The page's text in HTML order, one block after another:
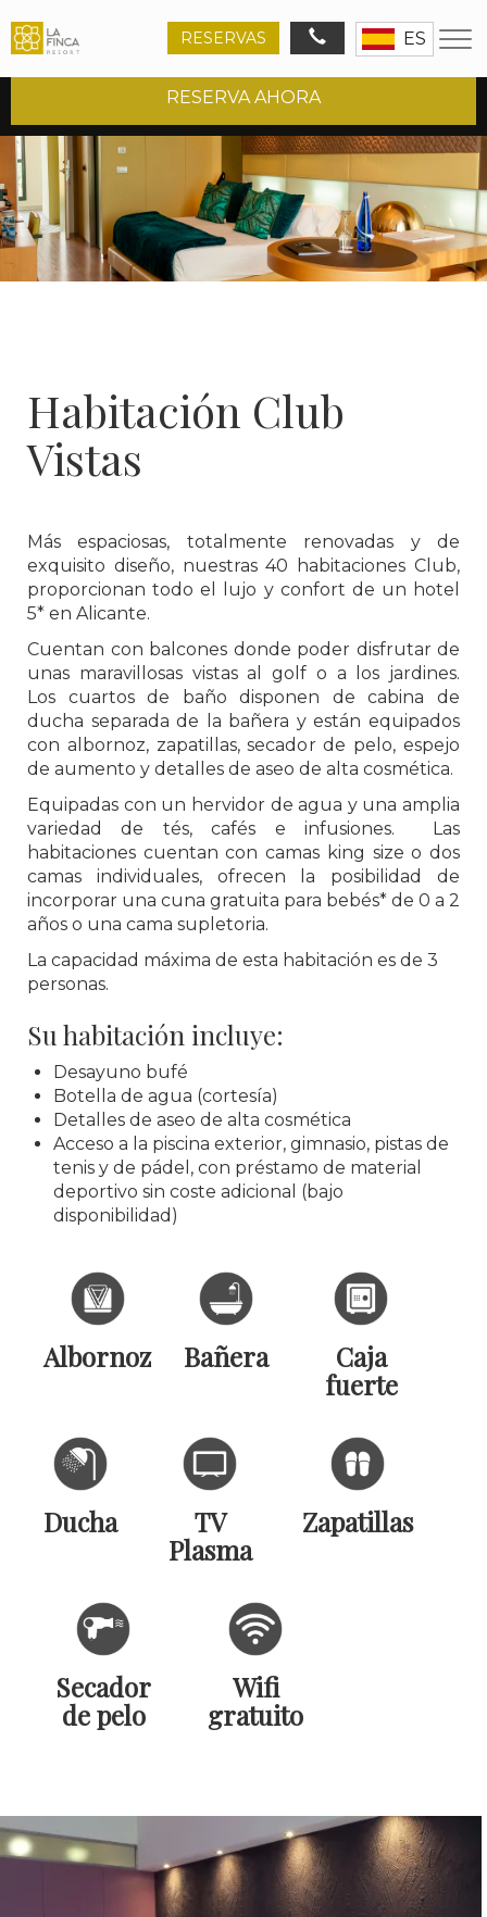
RESERVAS ES
Ruta
de
navegación
HOTEL 5* HABITACIÓN CLUB VISTAS
Habitación Club
Vistas
Más espaciosas, totalmente renovadas y de
exquisito diseño, nuestras 40 habitaciones Club,
proporcionan todo el lujo y confort de un hotel
5* en Alicante.
Cuentan con balcones donde poder disfrutar de
unas maravillosas vistas al golf o a los jardines.
Los cuartos de baño disponen de cabina de
ducha separada de la bañera y están equipados
con albornoz, zapatillas, secador de pelo, espejo
de aumento y detalles de aseo de alta cosmética.
Equipadas con un hervidor de agua y una amplia
variedad de tés, cafés e infusiones. Las
habitaciones cuentan con camas king size o dos
camas individuales, ofrecen la posibilidad de
incorporar una cuna gratuita para bebés* de 0 a 2
años o una cama supletoria.
La capacidad máxima de esta habitación es de 3
personas.
Su habitación incluye:
Desayuno bufé
Botella de agua (cortesía)
Detalles de aseo de alta cosmética
Acceso a la piscina exterior, gimnasio, pistas de
tenis y de pádel, con préstamo de material
deportivo sin coste adicional (bajo
disponibilidad)
Albornoz Bañera
Caja
fuerte
Ducha
TV
Plasma
Zapatillas
Secador
de pelo
Wifi
gratuito
RESERVA AHORA